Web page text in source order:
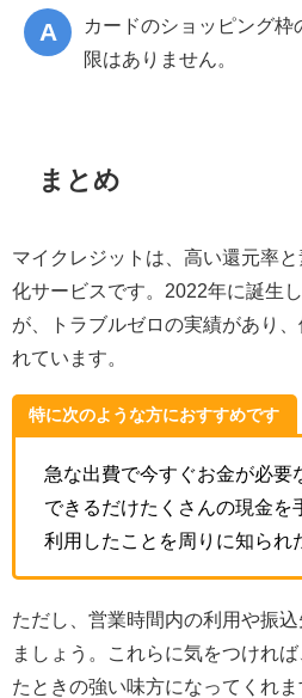
カードのショッピング枠
限はありません。
まとめ
マイクレジットは、高い還元率
化サービスです。2022年に誕生
が、トラブルゼロの実績があり
れています。
特に次のような方におすすめです
急な出費で今すぐお金が必要
できるだけたくさんの現金を
利用したことを周りに知られ
ただし、営業時間内の利用や振
ましょう。これらに気をつけれ
たときの強い味方になってくれま